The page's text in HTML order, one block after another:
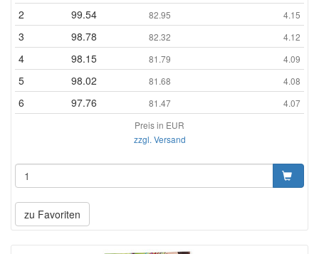
2 99.54 82.95 4.15
3 98.78 82.32 4.12
4 98.15 81.79 4.09
5 98.02 81.68 4.08
6 97.76 81.47
4.07
Preis in EUR
zzgl. Versand
zu Favoriten